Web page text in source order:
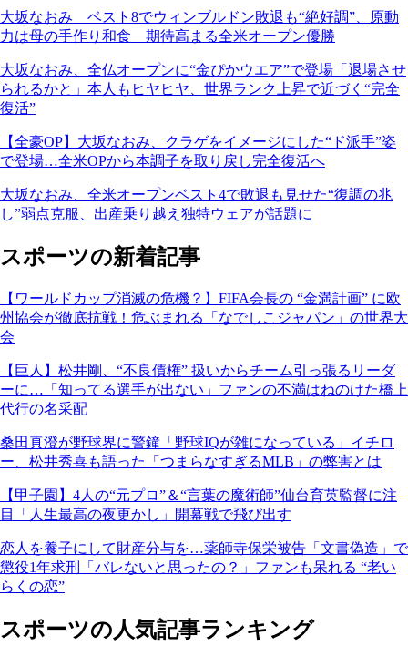
大坂なおみ ベスト8でウィンブルドン敗退も“絶好調”、原動
力は母の手作り和食 期待高まる全米オープン優勝
大坂なおみ、全仏オープンに“金ぴかウエア”で登場「退場させ
られるかと」本人もヒヤヒヤ、世界ランク上昇で近づく“完全
復活”
【全豪OP】大坂なおみ、クラゲをイメージにした“ド派手”姿
で登場…全米OPから本調子を取り戻し完全復活へ
大坂なおみ、全米オープンベスト4で敗退も見せた“復調の兆
し”弱点克服、出産乗り越え独特ウェアが話題に
スポーツの新着記事
【ワールドカップ消滅の危機？】FIFA会長の “金満計画” に欧
州協会が徹底抗戦！危ぶまれる「なでしこジャパン」の世界大
会
【巨人】松井剛、“不良債権” 扱いからチーム引っ張るリーダ
ーに…「知ってる選手が出ない」ファンの不満はねのけた橋上
代行の名采配
桑田真澄が野球界に警鐘「野球IQが雑になっている」イチロ
ー、松井秀喜も語った「つまらなすぎるMLB」の弊害とは
【甲子園】4人の“元プロ”＆“言葉の魔術師”仙台育英監督に注
目「人生最高の夜更かし」開幕戦で飛び出す
恋人を養子にして財産分与を…薬師寺保栄被告「文書偽造」で
懲役1年求刑「バレないと思ったの？」ファンも呆れる “老い
らくの恋”
スポーツの人気記事ランキング